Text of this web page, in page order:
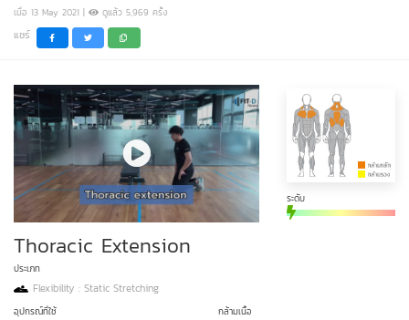
เมื่อ 13 May 2021 | ดูแล้ว 5,969 ครั้ง
แชร์
ระดับ
Thoracic Extension
ประเภท
Flexibility : Static Stretching
อุปกรณ์ที่ใช้ กล้ามเนื้อ